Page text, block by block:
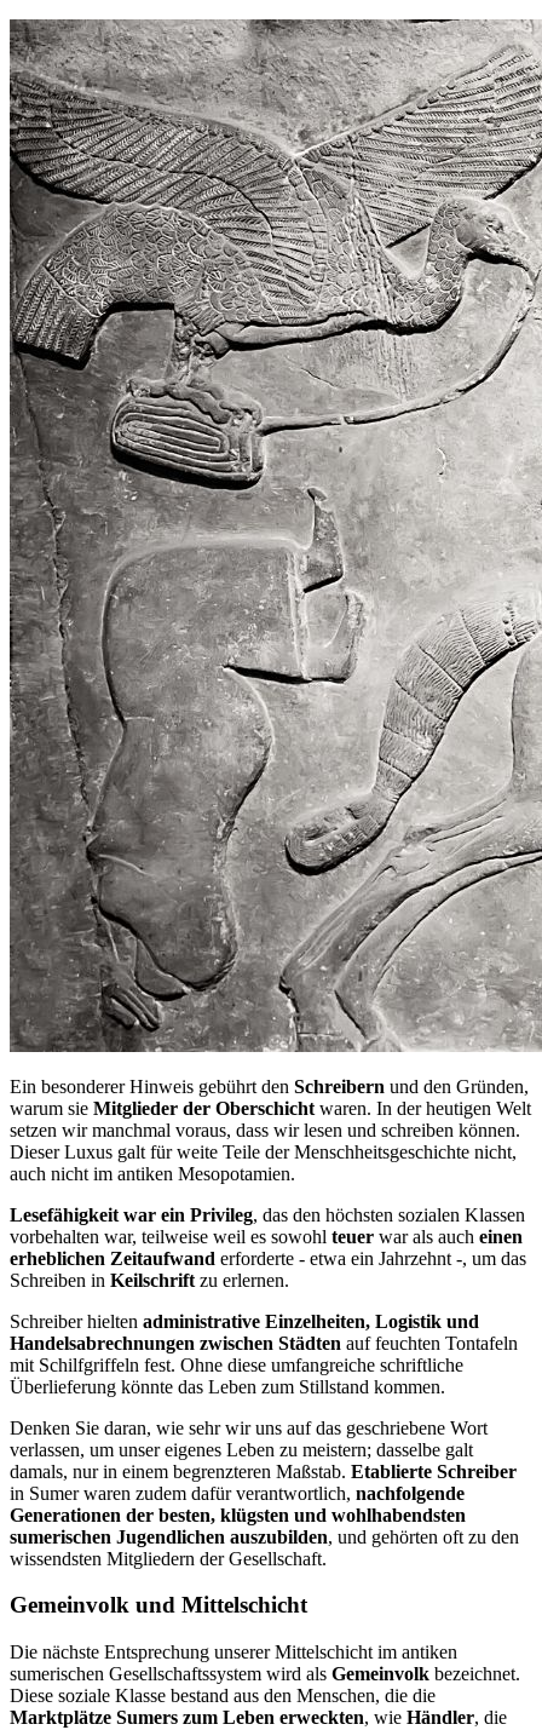
Ein besonderer Hinweis gebührt den Schreibern und den Gründen,
warum sie Mitglieder der Oberschicht waren. In der heutigen Welt
setzen wir manchmal voraus, dass wir lesen und schreiben können.
Dieser Luxus galt für weite Teile der Menschheitsgeschichte nicht,
auch nicht im antiken Mesopotamien.
Lesefähigkeit war ein Privileg, das den höchsten sozialen Klassen
vorbehalten war, teilweise weil es sowohl teuer war als auch einen
erheblichen Zeitaufwand erforderte - etwa ein Jahrzehnt -, um das
Schreiben in Keilschrift zu erlernen.
Schreiber hielten administrative Einzelheiten, Logistik und
Handelsabrechnungen zwischen Städten auf feuchten Tontafeln
mit Schilfgriffeln fest. Ohne diese umfangreiche schriftliche
Überlieferung könnte das Leben zum Stillstand kommen.
Denken Sie daran, wie sehr wir uns auf das geschriebene Wort
verlassen, um unser eigenes Leben zu meistern; dasselbe galt
damals, nur in einem begrenzteren Maßstab. Etablierte Schreiber
in Sumer waren zudem dafür verantwortlich, nachfolgende
Generationen der besten, klügsten und wohlhabendsten
sumerischen Jugendlichen auszubilden, und gehörten oft zu den
wissendsten Mitgliedern der Gesellschaft.
Gemeinvolk und Mittelschicht
Die nächste Entsprechung unserer Mittelschicht im antiken
sumerischen Gesellschaftssystem wird als Gemeinvolk bezeichnet.
Diese soziale Klasse bestand aus den Menschen, die die
Marktplätze Sumers zum Leben erweckten, wie Händler, die